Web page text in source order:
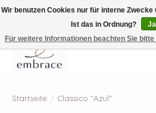
√ Versandkostenfrei ab € 40-, √ Made with
nur hier im Onlineshop √high-quality & long-
Startseite / Classico "Azul"
Wir benutzen Cookies nur für interne
Ist das in Ordnung?
Ja
Für weitere Informationen beachten Sie